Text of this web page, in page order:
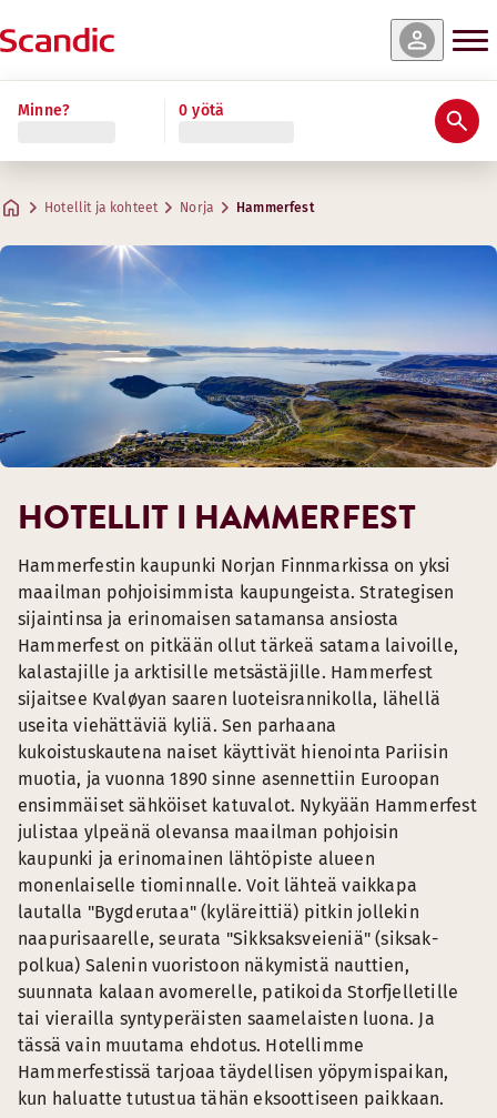
Minne? 0 yötä
Hotellit ja kohteet Norja Hammerfest
HOTELLIT I HAMMERFEST
Hammerfestin kaupunki Norjan Finnmarkissa on yksi
maailman pohjoisimmista kaupungeista. Strategisen
sijaintinsa ja erinomaisen satamansa ansiosta
Hammerfest on pitkään ollut tärkeä satama laivoille,
kalastajille ja arktisille metsästäjille. Hammerfest
sijaitsee Kvaløyan saaren luoteisrannikolla, lähellä
useita viehättäviä kyliä. Sen parhaana
kukoistuskautena naiset käyttivät hienointa Pariisin
muotia, ja vuonna 1890 sinne asennettiin Euroopan
ensimmäiset sähköiset katuvalot. Nykyään Hammerfest
julistaa ylpeänä olevansa maailman pohjoisin
kaupunki ja erinomainen lähtöpiste alueen
monenlaiselle tiominnalle. Voit lähteä vaikkapa
lautalla "Bygderutaa" (kyläreittiä) pitkin jollekin
naapurisaarelle, seurata "Sikksaksveieniä" (siksak-
polkua) Salenin vuoristoon näkymistä nauttien,
suunnata kalaan avomerelle, patikoida Storfjelletille
tai vierailla syntyperäisten saamelaisten luona. Ja
tässä vain muutama ehdotus. Hotellimme
Hammerfestissä tarjoaa täydellisen yöpymispaikan,
kun haluatte tutustua tähän eksoottiseen paikkaan.